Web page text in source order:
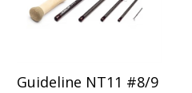
Guideline NT11 #8/9